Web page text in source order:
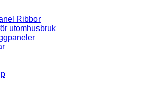
Ribbor
utomhusbruk